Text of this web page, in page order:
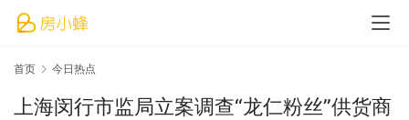
首页 今日热点
上海闵行市监局立案调查“龙仁粉丝”供货商